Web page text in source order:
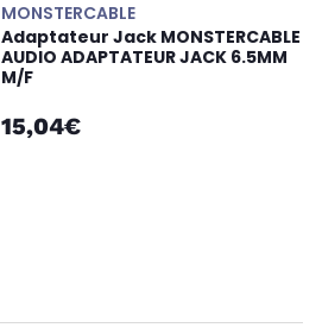
MONSTERCABLE
Adaptateur Jack MONSTERCABLE
AUDIO ADAPTATEUR JACK 6.5MM
M/F
15,04€